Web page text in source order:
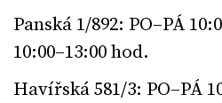
Panská 1/892: PO–PÁ
10:00–13:00 hod.
Havířská 581/3: PO–PÁ